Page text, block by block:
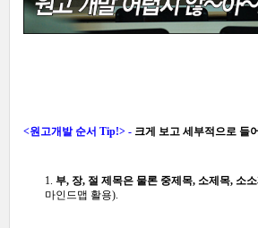
<원고개발 순서 Tip!> - 크게 보고 세부적으로 들
1. 부, 장, 절 제목은 물론 중제목, 소제목, 소
마인드맵 활용).